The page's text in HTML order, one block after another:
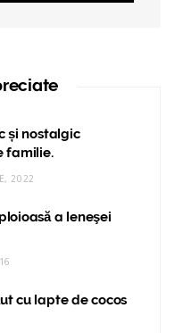
și nostalgic
familie.
2022
a leneşei
cu lapte de cocos